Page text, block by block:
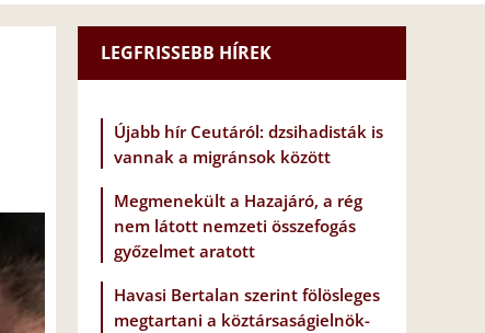
LEGFRISSEBB HÍREK
Újabb hír Ceutáról: dzsihadisták is
vannak a migránsok között
Megmenekült a Hazajáró, a rég
nem látott nemzeti összefogás
győzelmet aratott
Havasi Bertalan szerint fölösleges
megtartani a köztársaságielnök-